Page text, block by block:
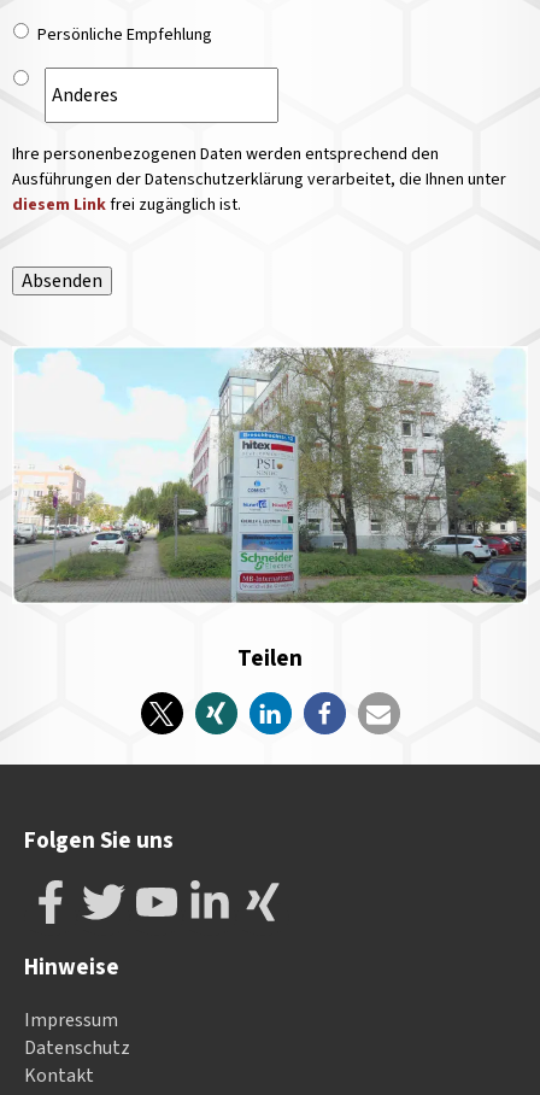
Persönliche Empfehlung
Ihre personenbezogenen Daten werden entsprechend den
Ausführungen der Datenschutzerklärung verarbeitet, die Ihnen unter
diesem Linkfrei zugänglich ist.
Absenden
Teilen
Folgen Sie uns
Hinweise
Impressum
Datenschutz
Kontakt